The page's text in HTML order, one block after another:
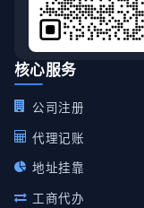
核心服务
公司注册
代理记账
地址挂靠
工商代办